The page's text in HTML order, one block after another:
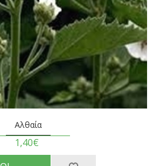
Αλθαία
1,40€